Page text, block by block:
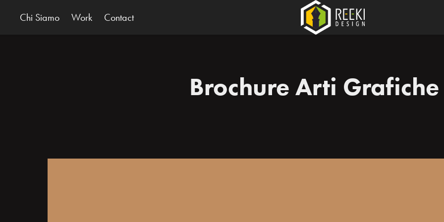
Chi Siamo Work Contact
Brochure Arti Grafiche